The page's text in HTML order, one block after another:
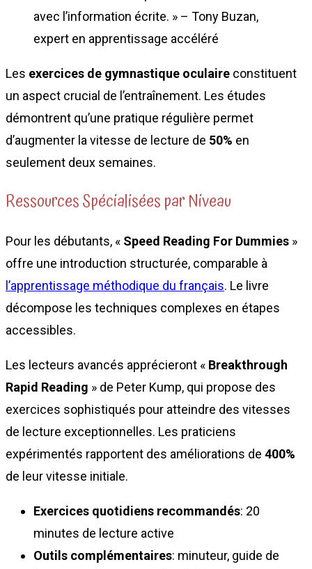
avec l’information écrite. » – Tony Buzan,
expert en apprentissage accéléré
Les exercices de gymnastique oculaire constituent
un aspect crucial de l’entraînement. Les études
démontrent qu’une pratique régulière permet
d’augmenter la vitesse de lecture de 50% en
seulement deux semaines.
Ressources Spécialisées par Niveau
Pour les débutants, « Speed Reading For Dummies »
offre une introduction structurée, comparable à
l’apprentissage méthodique du français. Le livre
décompose les techniques complexes en étapes
accessibles.
Les lecteurs avancés apprécieront « Breakthrough
Rapid Reading » de Peter Kump, qui propose des
exercices sophistiqués pour atteindre des vitesses
de lecture exceptionnelles. Les praticiens
expérimentés rapportent des améliorations de 400%
de leur vitesse initiale.
Exercices quotidiens recommandés: 20
minutes de lecture active
Outils complémentaires: minuteur, guide de